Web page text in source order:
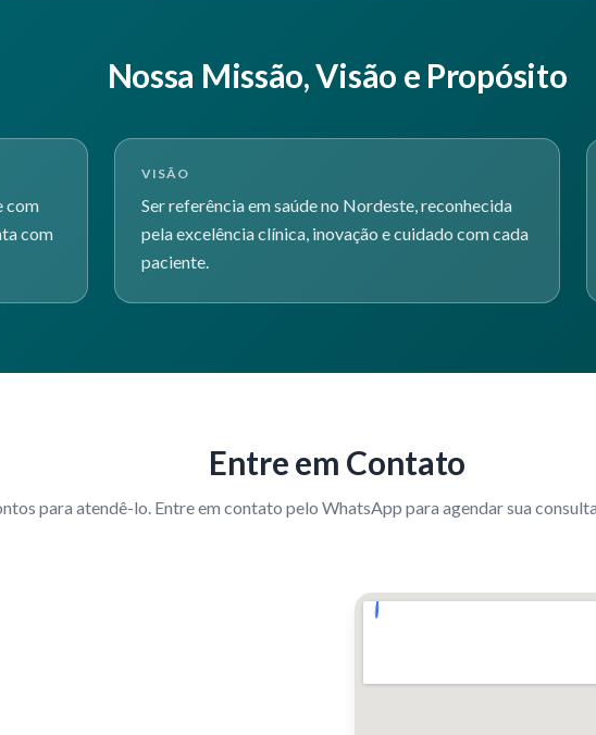
Nossa Missão, Visão e Propósito
com
com
VISÃO
Ser referência em saúde no Nordeste, reconhecida
pela excelência clínica, inovação e cuidado com cada
paciente.
Entre em Contato
para atendê-lo. Entre em contato pelo WhatsApp para agendar sua